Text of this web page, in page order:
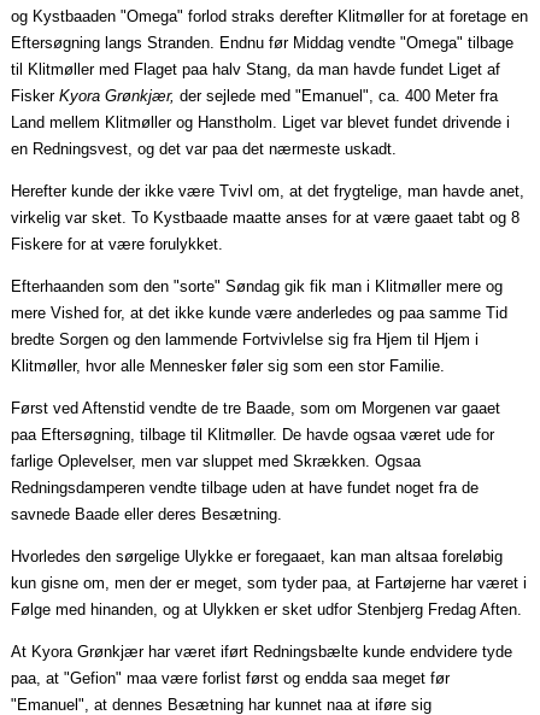
og Kystbaaden "Omega" forlod straks derefter Klitmøller for at foretage en
Eftersøgning langs Stranden. Endnu før Middag vendte "Omega" tilbage
til Klitmøller med Flagetpaa halv Stang, da man havde fundet Liget af
FiskerKyora Grønkjær,der sejlede med "Emanuel", ca. 400 Meter fra
Land mellem Klitmøller og Hanstholm. Liget var blevet fundet drivende i
en Redningsvest, og det varpaa det nærmeste uskadt.
Herefter kunde der ikke være Tvivl om, at det frygtelige, man havde anet,
virkelig var sket. To Kystbaade maatte anses for at væregaaet tabt og 8
Fiskere for at være forulykket.
Efterhaanden som den "sorte" Søndag gik fik man i Klitmøller mere og
mere Vished for, at det ikke kunde være anderledes ogpaa samme Tid
bredte Sorgen og den lammende Fortvivlelse sig fra Hjem til Hjem i
Klitmøller, hvor alle Mennesker føler sig someen stor Familie.
Først ved Aftenstid vendte de tre Baade, som om Morgenen vargaaet
paa Eftersøgning, tilbage til Klitmøller. De havdeogsaa været ude for
farlige Oplevelser, men var sluppet med Skrækken.Ogsaa
Redningsdamperen vendte tilbage uden at have fundet noget fra de
savnede Baade eller deres Besætning.
Hvorledes den sørgelige Ulykke erforegaaet , kan manaltsaa foreløbig
kun gisne om, men der er meget, som tyderpaa , at Fartøjerne har været i
Følge med hinanden, og at Ulykken er sket udfor Stenbjerg Fredag Aften.
At Kyora Grønkjær har været iført Redningsbælte kundeendvidere tyde
paa , at "Gefion"maa være forlist først og enddasaa meget før
"Emanuel", at dennes Besætning har kunnetnaa at iføre sig